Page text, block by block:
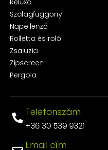
Reluxa
Szalagfüggöny
Napellenző
Rolletta és roló
Zsaluzia
Zipscreen
Pergola
+36 30 539 9321
Telefonszám
Email cím